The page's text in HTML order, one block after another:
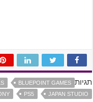
תגיות BLUEPOINT GAMES
JAPAN STUDIO
PS5